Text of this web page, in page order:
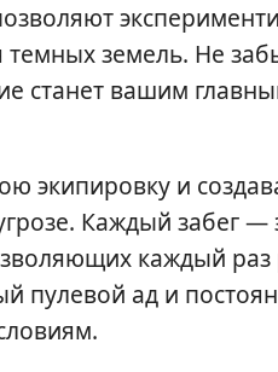
земель. Не
станет вашим
экипировку и
Каждый забег —
каждый раз
пулевой ад и